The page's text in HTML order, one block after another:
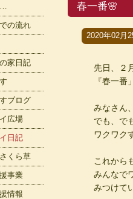
春一番🌸
2020年02月
先日、２
『春一番
みなさん
でも、で
ワクワク
これから
みんなで
みつけて
…
の流れ
家日記
ブログ
広場
日記
くら草
事業
情報